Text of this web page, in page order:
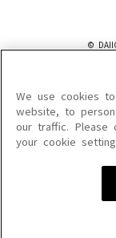
©
このサイトに掲載されて
を問わず、著作権法の定
を禁じます。
楽曲及びコンテンツは、
楽曲及びコンテンツの配
We use cookies
website, to
our traffic. Please
your cookie